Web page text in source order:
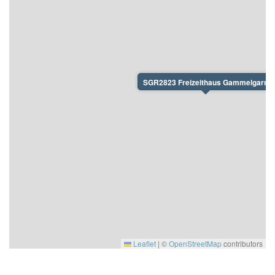
SGR2823 Freizeithaus Gammelgarn
Leaflet | ©OpenStreetMapcontributors